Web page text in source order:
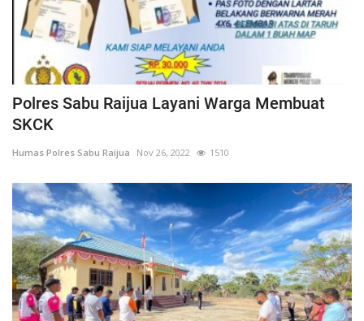
Polres Sabu Raijua Layani Warga Membuat
SKCK
Humas Polres Sabu Raijua Nov 26, 2022 1510